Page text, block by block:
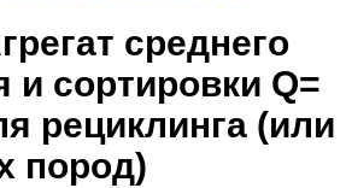
среднего
и сортировки Q=
рециклинга (или
пород)